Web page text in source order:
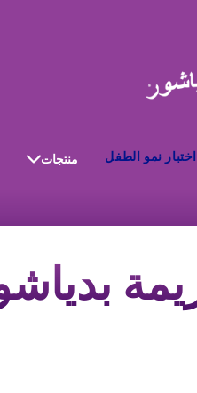
اختبار نمو الطفل منتجات